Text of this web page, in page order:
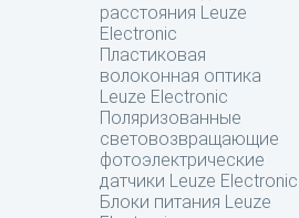
расстояния Leuze
Electronic
Пластиковая
волоконная оптика
Leuze Electronic
Поляризованные
световозвращающие
фотоэлектрические
датчики Leuze Electronic
Блоки питания Leuze